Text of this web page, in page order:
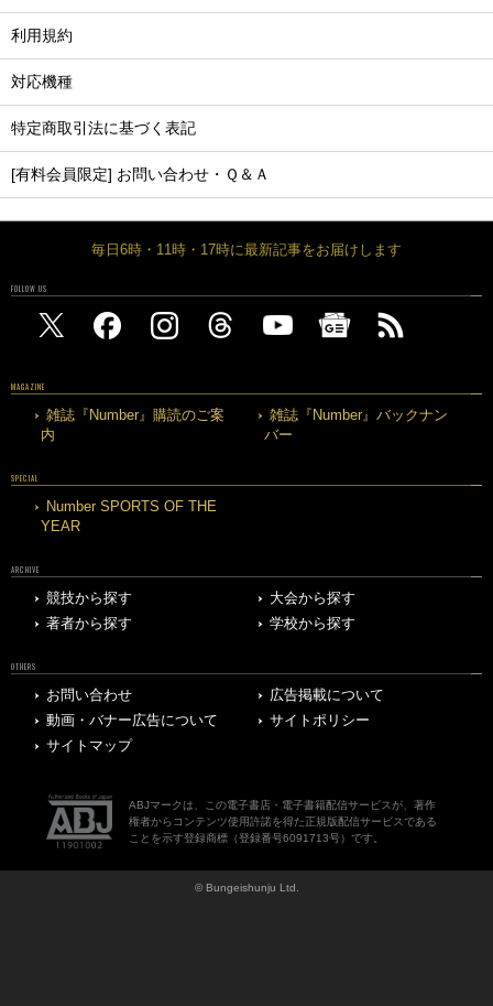
利用規約
対応機種
特定商取引法に基づく表記
[有料会員限定] お問い合わせ・Ｑ＆Ａ
毎日6時・11時・17時に最新記事をお届けします
FOLLOW US
MAGAZINE
雑誌『Number』購読のご案
内
雑誌『Number』バックナン
バー
SPECIAL
Number SPORTS OF THE
YEAR
ARCHIVE
競技から探す
大会から探す
著者から探す
学校から探す
OTHERS
お問い合わせ
広告掲載について
動画・バナー広告について
サイトポリシー
サイトマップ
ABJマークは、この電子書店・電子書籍配信サービスが、著作
権者からコンテンツ使用許諾を得た正規版配信サービスである
ことを示す登録商標（登録番号6091713号）です。
© Bungeishunju Ltd.